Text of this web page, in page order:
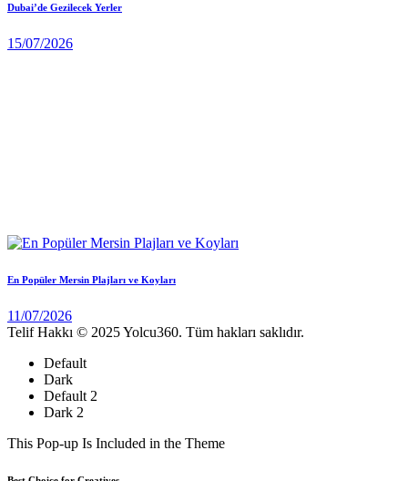
Dubai’de Gezilecek Yerler
15/07/2026
En Popüler Mersin Plajları ve Koyları
11/07/2026
Telif Hakkı © 2025 Yolcu360. Tüm hakları saklıdır.
Default
Dark
Default 2
Dark 2
This Pop-up Is Included in the Theme